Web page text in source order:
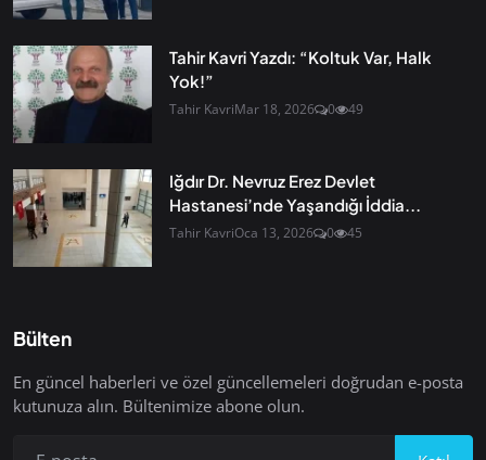
Tahir Kavri Yazdı: “Koltuk Var, Halk
Yok!”
Tahir KavriMar 18, 2026 0 49
Iğdır Dr. Nevruz Erez Devlet
Hastanesi’nde Yaşandığı İddia...
Tahir KavriOca 13, 2026 0 45
Bülten
En güncel haberleri ve özel güncellemeleri doğrudan e-posta
kutunuza alın. Bültenimize abone olun.